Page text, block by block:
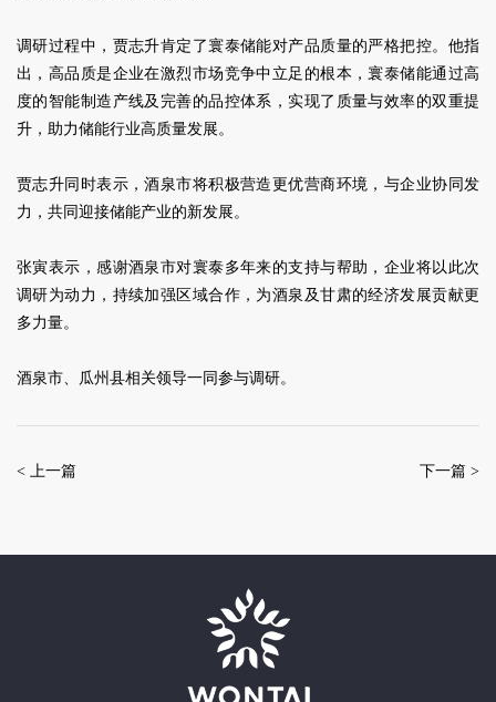
调研过程中，贾志升肯定了寰泰储能对产品质量的严格把控。他指
出，高品质是企业在激烈市场竞争中立足的根本，寰泰储能通过高
度的智能制造产线及完善的品控体系，实现了质量与效率的双重提
升，助力储能行业高质量发展。
贾志升同时表示，酒泉市将积极营造更优营商环境，与企业协同发
力，共同迎接储能产业的新发展。
张寅表示，感谢酒泉市对寰泰多年来的支持与帮助，企业将以此次
调研为动力，持续加强区域合作，为酒泉及甘肃的经济发展贡献更
多力量。
酒泉市、瓜州县相关领导一同参与调研。
< 上一篇 下一篇 >